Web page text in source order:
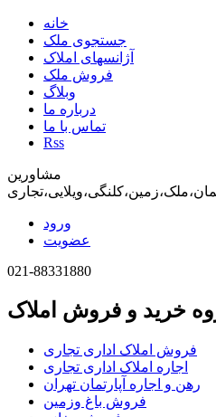
خانه
جستجوی ملک
آژانسهای املاک
فروش ملک
وبلاگ
درباره ما
تماس با ما
Rss
مشاورین
ورود
عضویت
021-88331880
خرید و فروش املاک
فروش املاک اداری تجاری
اجاره املاک اداری تجاری
رهن و اجاره آپارتمان تهران
فروش باغ وزمین